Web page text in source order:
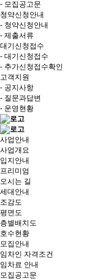
- 모집공고문
청약신청안내
- 청약신청안내
- 제출서류
대기신청접수
- 대기신청접수
- 추가신청접수확인
고객지원
- 공지사항
- 질문과답변
- 운영현황
사업안내
사업개요
입지안내
프리미엄
오시는 길
세대안내
조감도
평면도
층별배치도
호수현황
모집안내
임차인 자격조건
임차료 안내
모집공고문